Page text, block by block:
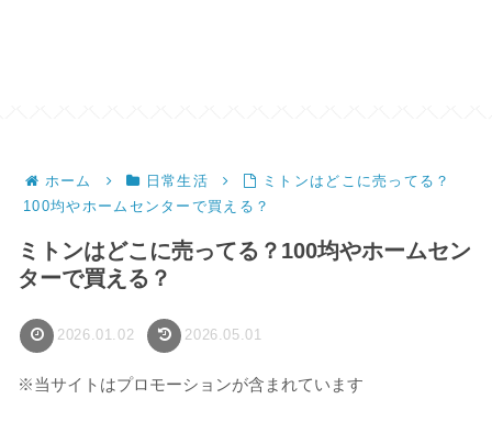
ホーム 日常生活
ミトンはどこに売ってる？
100均やホームセンターで買える？
ミトンはどこに売ってる？100均やホームセン
ターで買える？
2026.01.02 2026.05.01
※当サイトはプロモーションが含まれています